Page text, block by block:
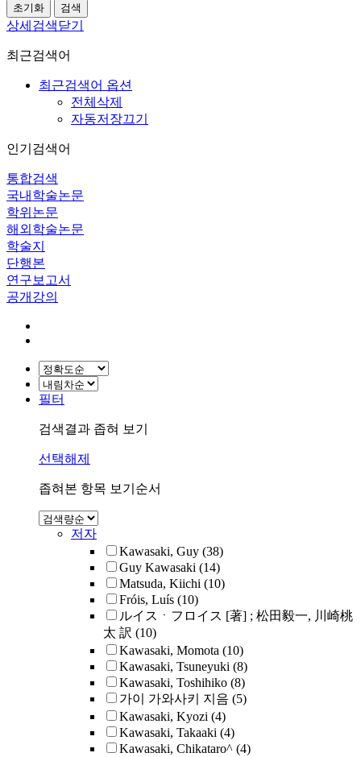
상세검색닫기
최근검색어
최근검색어 옵션
전체삭제
자동저장끄기
인기검색어
통합검색
국내학술논문
학위논문
해외학술논문
학술지
단행본
연구보고서
공개강의
필터
검색결과 좁혀 보기
선택해제
좁혀본 항목 보기순서
저자
Kawasaki, Guy (38)
Guy Kawasaki (14)
Matsuda, Kiichi (10)
Fróis, Luís (10)
ルイスㆍフロイス [著] ; 松田毅一, 川崎桃
太 訳 (10)
Kawasaki, Momota (10)
Kawasaki, Tsuneyuki (8)
Kawasaki, Toshihiko (8)
가이 가와사키 지음 (5)
Kawasaki, Kyozi (4)
Kawasaki, Takaaki (4)
Kawasaki, Chikataro^ (4)